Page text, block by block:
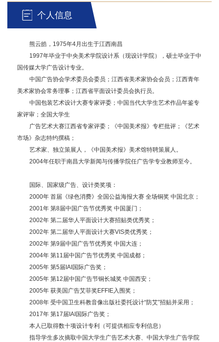
个人信息
熊云皓，1975年4月出生于江西南昌
1997年毕业于中央美术学院设计系（现设计学院），硕士毕业于中
国传媒大学广告设计专业。
中国广告协会学术委员会委员；江西省美术家协会会员；江西青年
美术家协会常务理事；江西省平面设计委员会执行员。
中国包装艺术设计大赛专家评委；中国当代大学生艺术作品年鉴专
家评审；全国大学生
广告艺术大赛江西省专家评委；《中国美术报》专栏批评；《艺术
市场》杂志特约撰稿；
艺术家、独立策展人，《中国美术报》美术馆特聘策展人。
2004年任职于南昌大学新闻与传播学院任广告学专业教师至今。
国际、国家级广告、设计类奖项：
2000年 首届《绿色消费》全国公益海报大赛 全场铜奖 中国北京；
2001年 第8届中国广告节优秀奖 中国厦门；
2002年 第二届华人平面设计大赛招贴类优秀奖；
2002年 第二届华人平面设计大赛VIS类优秀奖；
2002年 第9届中国广告节优秀奖 中国大连；
2004年 第11届中国广告节优秀奖 中国成都；
2005年 第5届IAI国际广告奖；
2005年 第12届中国广告节铜长城奖 中国西安；
2005年 获美国广告艾菲奖EFFIE入围奖；
2008年 受中国卫生科教音像出版社委托设计“防艾”招贴并采用；
2017年 第17届IAI国际广告奖；
本人已取得数十项设计专利（可提供相应专利信息）
指导学生多次摘取中国大学生广告艺术大赛、中国大学生广告学院